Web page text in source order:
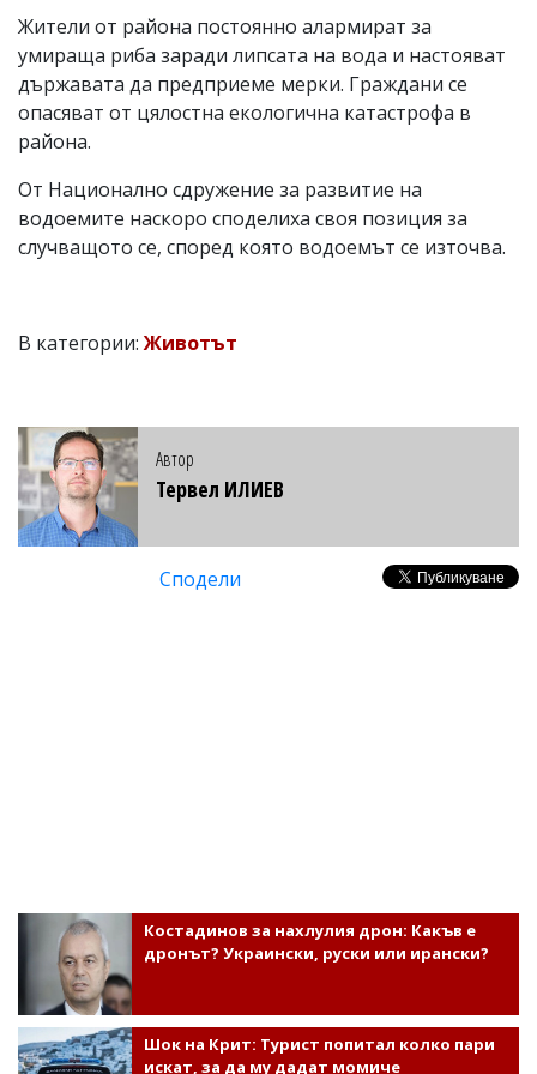
Жители от района постоянно алармират за
умираща риба заради липсата на вода и настояват
държавата да предприеме мерки. Граждани се
опасяват от цялостна екологична катастрофа в
района.
От Национално сдружение за развитие на
водоемите наскоро споделиха своя позиция за
случващото се, според която водоемът се източва.
В категории:Животът
Автор
Тервел ИЛИЕВ
Сподели
Костадинов за нахлулия дрон: Какъв е
дронът? Украински, руски или ирански?
Шок на Крит: Турист попитал колко пари
искат, за да му дадат момиче